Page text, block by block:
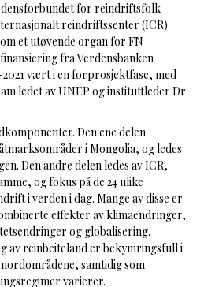
for reindriftsfolk
reindriftssenter (ICR)
et utøvende organ for FN
fra Verdensbanken
vært i en forprosjektfase, med
ledet av UNEP og instituttleder Dr
Den ene delen
i Mongolia, og ledes
Den andre delen ledes av ICR,
og fokus på de 24 ulike
i verden i dag. Mange av disse er
effekter av klimaendringer,
og globalisering.
av reinbeiteland er bekymringsfull i
samtidig som
varierer.